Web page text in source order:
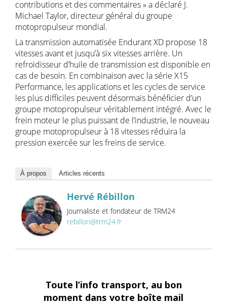
contributions et des commentaires » a déclaré J.
Michael Taylor, directeur général du groupe
motopropulseur mondial.
La transmission automatisée Endurant XD propose 18
vitesses avant et jusqu’à six vitesses arrière. Un
refroidisseur d’huile de transmission est disponible en
cas de besoin. En combinaison avec la série X15
Performance, les applications et les cycles de service
les plus difficiles peuvent désormais bénéficier d’un
groupe motopropulseur véritablement intégré. Avec le
frein moteur le plus puissant de l’industrie, le nouveau
groupe motopropulseur à 18 vitesses réduira la
pression exercée sur les freins de service.
À propos Articles récents
Hervé Rébillon
Journaliste et fondateur de TRM24
rebillon@trm24.fr
Toute l’info transport, au bon
moment dans votre boîte mail